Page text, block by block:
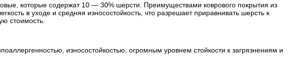
которые содержат 10 — 30% шерсти. Преимуществами коврового покрытия из
в уходе и средняя износостойкость, что разрешает приравнивать шерсть к
стоимость.
износостойкостью, огромным уровнем стойкости к загрязнениям и